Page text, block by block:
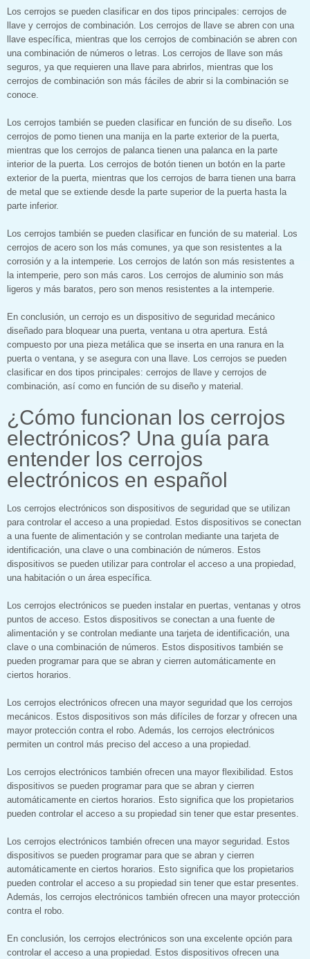
Los cerrojos se pueden clasificar en dos tipos principales: cerrojos de
llave y cerrojos de combinación. Los cerrojos de llave se abren con una
llave específica, mientras que los cerrojos de combinación se abren con
una combinación de números o letras. Los cerrojos de llave son más
seguros, ya que requieren una llave para abrirlos, mientras que los
cerrojos de combinación son más fáciles de abrir si la combinación se
conoce.
Los cerrojos también se pueden clasificar en función de su diseño. Los
cerrojos de pomo tienen una manija en la parte exterior de la puerta,
mientras que los cerrojos de palanca tienen una palanca en la parte
interior de la puerta. Los cerrojos de botón tienen un botón en la parte
exterior de la puerta, mientras que los cerrojos de barra tienen una barra
de metal que se extiende desde la parte superior de la puerta hasta la
parte inferior.
Los cerrojos también se pueden clasificar en función de su material. Los
cerrojos de acero son los más comunes, ya que son resistentes a la
corrosión y a la intemperie. Los cerrojos de latón son más resistentes a
la intemperie, pero son más caros. Los cerrojos de aluminio son más
ligeros y más baratos, pero son menos resistentes a la intemperie.
En conclusión, un cerrojo es un dispositivo de seguridad mecánico
diseñado para bloquear una puerta, ventana u otra apertura. Está
compuesto por una pieza metálica que se inserta en una ranura en la
puerta o ventana, y se asegura con una llave. Los cerrojos se pueden
clasificar en dos tipos principales: cerrojos de llave y cerrojos de
combinación, así como en función de su diseño y material.
¿Cómo funcionan los cerrojos
electrónicos? Una guía para
entender los cerrojos
electrónicos en español
Los cerrojos electrónicos son dispositivos de seguridad que se utilizan
para controlar el acceso a una propiedad. Estos dispositivos se conectan
a una fuente de alimentación y se controlan mediante una tarjeta de
identificación, una clave o una combinación de números. Estos
dispositivos se pueden utilizar para controlar el acceso a una propiedad,
una habitación o un área específica.
Los cerrojos electrónicos se pueden instalar en puertas, ventanas y otros
puntos de acceso. Estos dispositivos se conectan a una fuente de
alimentación y se controlan mediante una tarjeta de identificación, una
clave o una combinación de números. Estos dispositivos también se
pueden programar para que se abran y cierren automáticamente en
ciertos horarios.
Los cerrojos electrónicos ofrecen una mayor seguridad que los cerrojos
mecánicos. Estos dispositivos son más difíciles de forzar y ofrecen una
mayor protección contra el robo. Además, los cerrojos electrónicos
permiten un control más preciso del acceso a una propiedad.
Los cerrojos electrónicos también ofrecen una mayor flexibilidad. Estos
dispositivos se pueden programar para que se abran y cierren
automáticamente en ciertos horarios. Esto significa que los propietarios
pueden controlar el acceso a su propiedad sin tener que estar presentes.
Los cerrojos electrónicos también ofrecen una mayor seguridad. Estos
dispositivos se pueden programar para que se abran y cierren
automáticamente en ciertos horarios. Esto significa que los propietarios
pueden controlar el acceso a su propiedad sin tener que estar presentes.
Además, los cerrojos electrónicos también ofrecen una mayor protección
contra el robo.
En conclusión, los cerrojos electrónicos son una excelente opción para
controlar el acceso a una propiedad. Estos dispositivos ofrecen una